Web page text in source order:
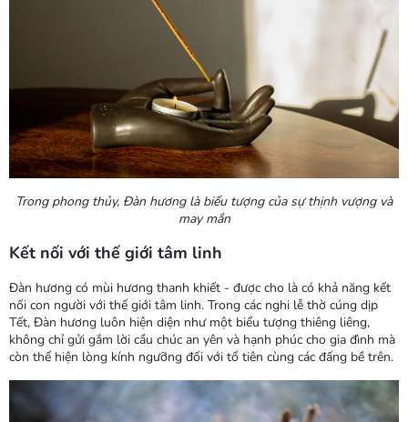
Trong phong thủy, Đàn hương là biểu tượng của sự thịnh vượng và
may mắn
Kết nối với thế giới tâm linh
Đàn hương có mùi hương thanh khiết - được cho là có khả năng kết
nối con người với thế giới tâm linh. Trong các nghi lễ thờ cúng dịp
Tết, Đàn hương luôn hiện diện như một biểu tượng thiêng liêng,
không chỉ gửi gắm lời cầu chúc an yên và hạnh phúc cho gia đình mà
còn thể hiện lòng kính ngưỡng đối với tổ tiên cùng các đấng bề trên.